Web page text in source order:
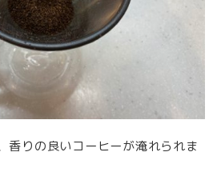
香りの良いコーヒーが淹れられま